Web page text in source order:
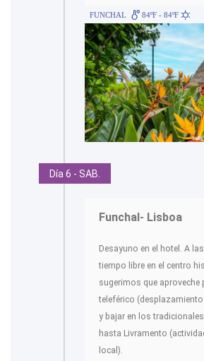
FUNCHAL 84ºF - 84ºF
Día 6 - SAB.
Funchal- Lisboa
Desayuno en el hotel. A
tiempo libre en el centro
sugerimos que aproveche
teleférico
y bajar en los
hasta Livramento
local).